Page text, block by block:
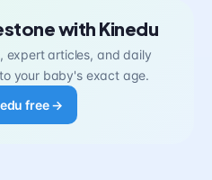
with Kinedu
expert articles, and daily
your baby's exact age.
free →